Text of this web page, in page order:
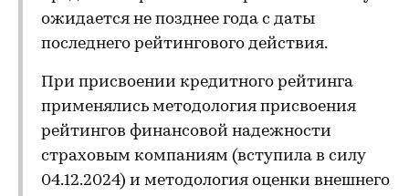
ожидается не позднее года с даты
последнего рейтингового действия.
При присвоении кредитного рейтинга
применялись методология присвоения
рейтингов финансовой надежности
страховым компаниям (вступила в силу
04.12.2024) и методология оценки внешнего